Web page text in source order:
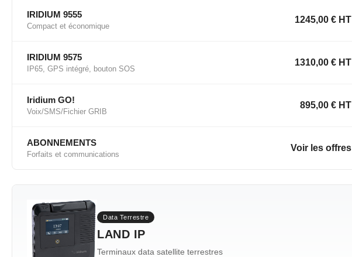
IRIDIUM 9555
Compact et économique
1245,00 € HT
IRIDIUM 9575
IP65, GPS intégré, bouton SOS
1310,00 € HT
Iridium GO!
Voix/SMS/Fichier GRIB
895,00 € HT
ABONNEMENTS
Forfaits et communications
Voir les offres
Data Terrestre
LAND IP
Terminaux data satellite terrestres